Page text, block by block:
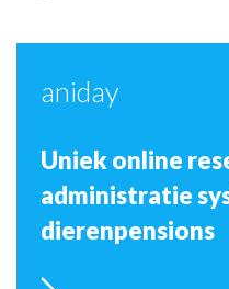
aniday
Uniek online
administratie
dierenpensions